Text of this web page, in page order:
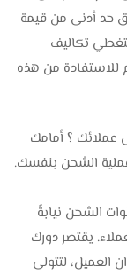
حد أدنى من قيمة
تكاليف
للاستفادة من هذه
عملائك ؟ أمامك
الشحن بنفسك.
الشحن نيابةً
يقتصر دورك
العميل، لتتولى